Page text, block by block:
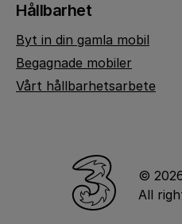
Hållbarhet
Byt in din gamla mobil
Begagnade mobiler
Vårt hållbarhetsarbete
©
All